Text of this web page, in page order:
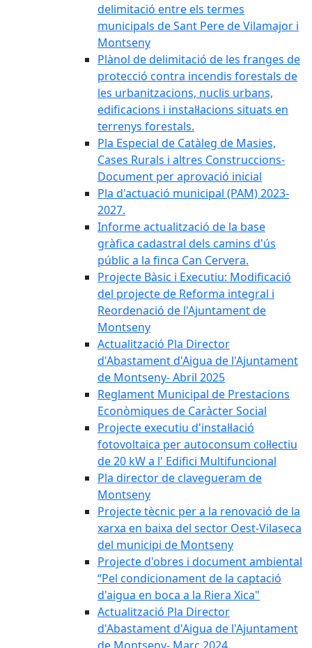
delimitació entre els termes
municipals de Sant Pere de Vilamajor i
Montseny
Plànol de delimitació de les franges de
protecció contra incendis forestals de
les urbanitzacions, nuclis urbans,
edificacions i instal·lacions situats en
terrenys forestals.
Pla Especial de Catàleg de Masies,
Cases Rurals i altres Construccions-
Document per aprovació inicial
Pla d'actuació municipal (PAM) 2023-
2027.
Informe actualització de la base
gràfica cadastral dels camins d'ús
públic a la finca Can Cervera.
Projecte Bàsic i Executiu: Modificació
del projecte de Reforma integral i
Reordenació de l'Ajuntament de
Montseny
Actualització Pla Director
d'Abastament d'Aigua de l'Ajuntament
de Montseny- Abril 2025
Reglament Municipal de Prestacions
Econòmiques de Caràcter Social
Projecte executiu d'instal·lació
fotovoltaica per autoconsum col·lectiu
de 20 kW a l' Edifici Multifuncional
Pla director de clavegueram de
Montseny
Projecte tècnic per a la renovació de la
xarxa en baixa del sector Oest-Vilaseca
del municipi de Montseny
Projecte d'obres i document ambiental
“Pel condicionament de la captació
d'aigua en boca a la Riera Xica"
Actualització Pla Director
d'Abastament d'Aigua de l'Ajuntament